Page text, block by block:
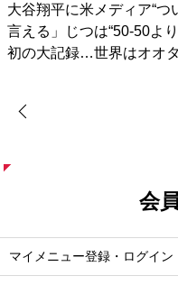
大谷翔平に米メディア“つ
言える」じつは“50-50よ
初の大記録…世界はオオ
会
マイメニュー登録・ログイン